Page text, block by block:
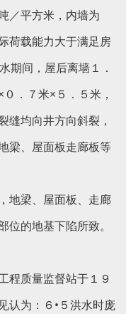
／平方米，内墙为
荷载能力大于满足房
期间，屋后离墙１．
．７米×５．５米，
缝均向井方向斜裂，
梁、屋面板走廊板等
梁、屋面板、走廊
的地基下陷所致。
质量监督站于１９
认为：６•５洪水时庞